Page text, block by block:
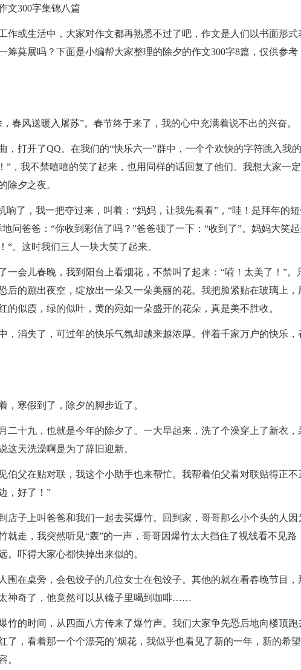
文300字集锦八篇
作或生活中，大家对作文都再熟悉不过了吧，作文是人们以书面形式
筹莫展吗？下面是小编帮大家整理的除夕的作文300字8篇，仅供参考
春风送暖入屠苏”。春节终于来了，我的心中充满着说不出的兴奋。
，打开了QQ。在我们的“快乐六一”群中，一个个欢快的字符跳入我
”，我不禁嘻嘻的笑了起来，也用同样的话回复了他们。我想大家一
除夕之夜。
响了，我一把夺过来，叫着：“妈妈，让我先看看”，“哇！是拜年的
问爸爸：“你收到彩信了吗？”爸爸顿了一下：“收到了”。妈妈大笑起
“。这时我们三人一块大笑了起来。
一会儿春晚，我到阳台上看烟花，不禁叫了起来：“嗬！太美了！”。
后的蹦出夜空，绽放出一朵又一朵美丽的花。我把脸紧贴在玻璃上，
的似霞，绿的似叶，黄的宛如一朵盛开的花朵，真是美不胜收。
，消失了，可过年的快乐气氛却越来越浓厚。伴着千家万户的快乐，
寒假到了，除夕的脚步近了。
二十九，也就是今年的除夕了。一大早起来，洗了个澡穿上了新衣，
这天洗澡啊是为了辞旧迎新。
伯父在贴对联，我这个小助手也来帮忙。我帮着伯父看对联贴得正不
，好了！”
店子上叫爸爸和我们一起去买爆竹。回到家，哥哥那么小个头的人因
就走，我突然听见“轰”的一声，哥哥因爆竹太大挡住了视线看不见路
。吓得大家心都快掉出来似的。
围在桌旁，会包饺子的几位女士在包饺子。其他的就在看春晚节目，
神奇了，他竟然可以从镜子里喝到咖啡……
竹的时间，从四面八方传来了爆竹声。我们大家争先恐后地向楼顶跑
了，看着那一个个漂亮的`烟花，我似乎也看见了新的一年，新的希望
。